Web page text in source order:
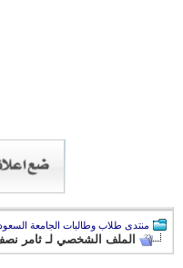
منتدى طلاب وطالبات الجامعة السعودية
الملف الشخصي لـ ثامر نصف